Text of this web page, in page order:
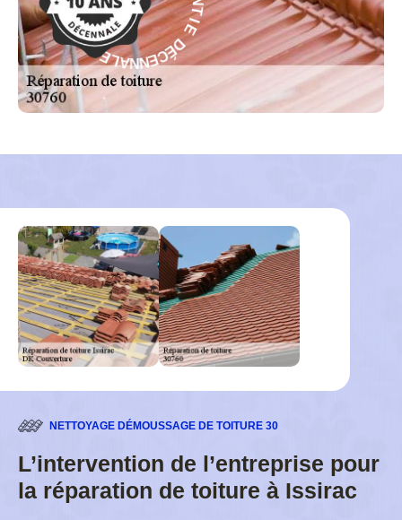
G
A
R
A
N
T
I
E D
É
C
E
N
N
A
L
E
-
NETTOYAGE DÉMOUSSAGE DE TOITURE 30
L’intervention de l’entreprise pour
la réparation de toiture à Issirac